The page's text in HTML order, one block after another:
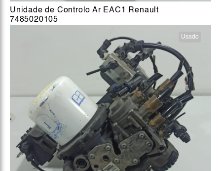
Unidade de Controlo Ar EAC1 Renault
7485020105
Usado